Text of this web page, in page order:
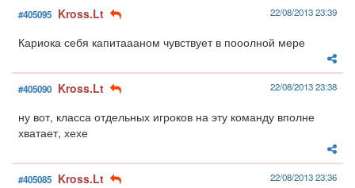
#405095 Kross.Lt 22/08/2013 23:39
Кариока себя капитаааном чувствует в пооолной мере
#405090 Kross.Lt 22/08/2013 23:38
ну вот, класса отдельных игроков на эту команду вполне
хватает, хехе
#405085 Kross.Lt 22/08/2013 23:36